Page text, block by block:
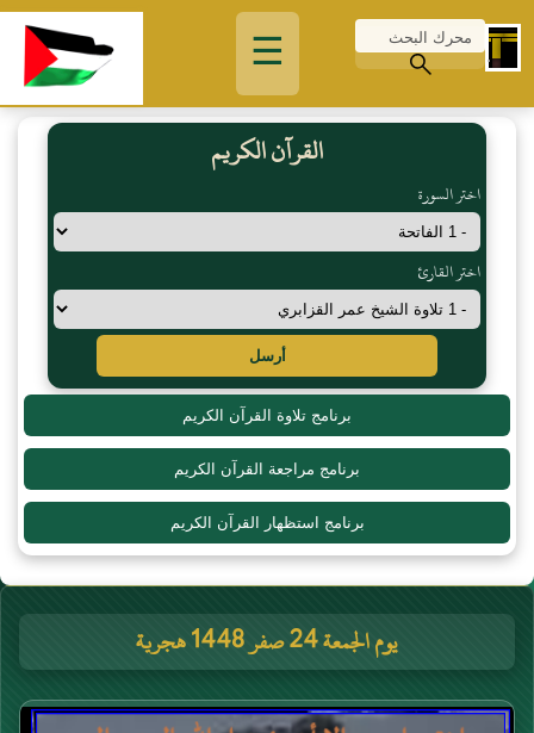
☰
القرآن الكريم
اختر السورة
اختر القارئ
أرسل
برنامج تلاوة القرآن الكريم
برنامج مراجعة القرآن الكريم
برنامج استظهار القرآن الكريم
يوم الجمعة 24 صفر 1448 هجرية